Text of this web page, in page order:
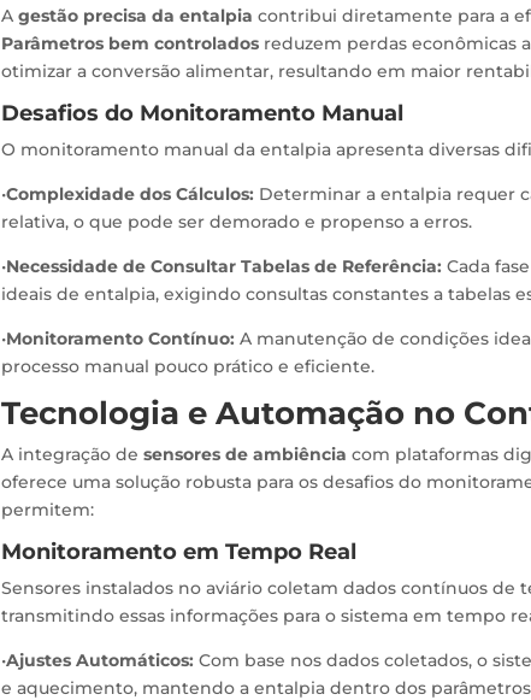
A gestão precisa da entalpia contribui diretamente para a
Parâmetros bem controladosreduzem perdas econômicas
otimizar a conversão alimentar, resultando em maior
Desafios do Monitoramento Manual
O monitoramento manual da entalpia apresenta diversas
•Complexidade dos Cálculos: Determinar a entalpia requer
relativa, o que pode ser demorado e propenso a erros.
•Necessidade de Consultar Tabelas de Referência: Cada
ideais de entalpia, exigindo consultas constantes a tabelas
•Monitoramento Contínuo: A manutenção de condições
processo manual pouco prático e eficiente.
Tecnologia e Automação no
A integração de sensores de ambiência com plataformas
oferece uma solução robusta para os desafios do
permitem:
Monitoramento em Tempo Real
Sensores instalados no aviário coletam dados contínuos de
transmitindo essas informações para o sistema em tempo
•Ajustes Automáticos: Com base nos dados coletados, o
e aquecimento, mantendo a entalpia dentro dos